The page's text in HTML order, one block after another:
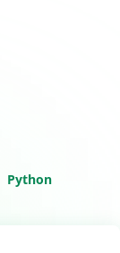
Python